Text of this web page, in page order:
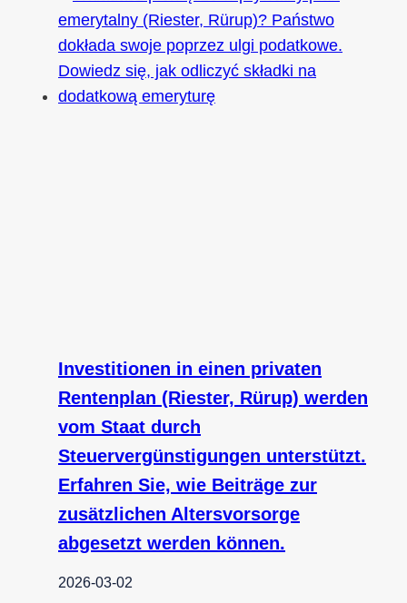
Investitionen in einen privaten
Rentenplan (Riester, Rürup) werden
vom Staat durch
Steuervergünstigungen unterstützt.
Erfahren Sie, wie Beiträge zur
zusätzlichen Altersvorsorge
abgesetzt werden können.
2026-03-02